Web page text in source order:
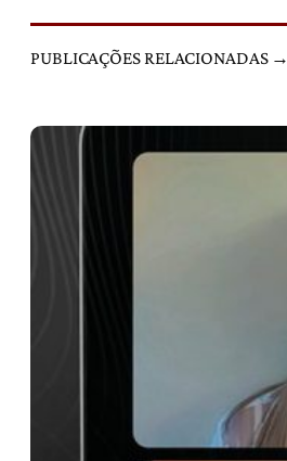
PUBLICAÇÕES RELACIONADAS →